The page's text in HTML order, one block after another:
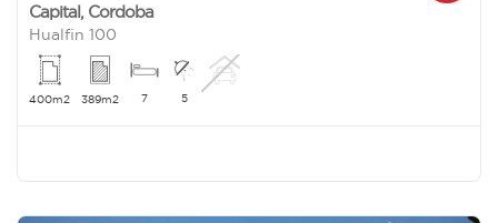
Capital, Cordoba
Hualfin 100
400m2 389m2 7 5